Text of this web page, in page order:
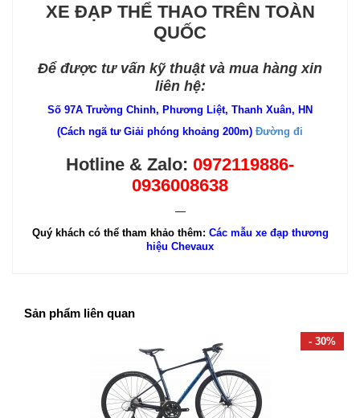
XE ĐẠP THỂ THAO TRÊN TOÀN
QUỐC
Để được tư vấn kỹ thuật và mua hàng xin
liên hệ:
Số 97A Trường Chinh, Phương Liệt, Thanh Xuân, HN
(Cách ngã tư Giải phóng khoảng 200m) Đường đi
Hotline & Zalo: 0972119886-
0936008638
—
Quý khách có thể tham khảo thêm: Các mẫu xe đạp thương
hiệu Chevaux
Sản phẩm liên quan
- 30%